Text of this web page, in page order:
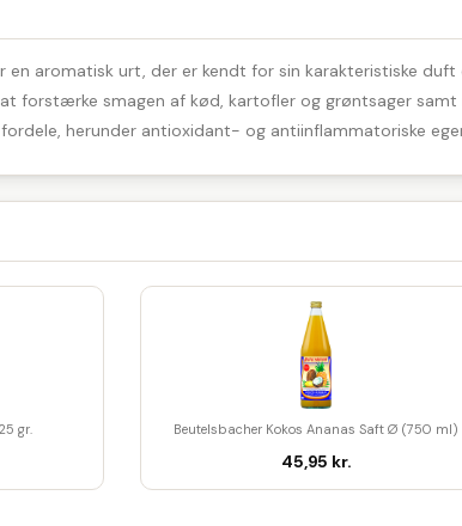
en aromatisk urt, der er kendt for sin karakteristiske
forstærke smagen af kød, kartofler og grøntsager
herunder antioxidant- og antiinflammatoriske
gr. Beutelsbacher Kokos Ananas Saft Ø (750 ml)
45,95 kr.